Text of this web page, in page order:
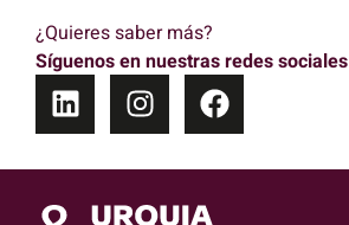
¿Quieres saber más?
Síguenos en nuestras redes sociales